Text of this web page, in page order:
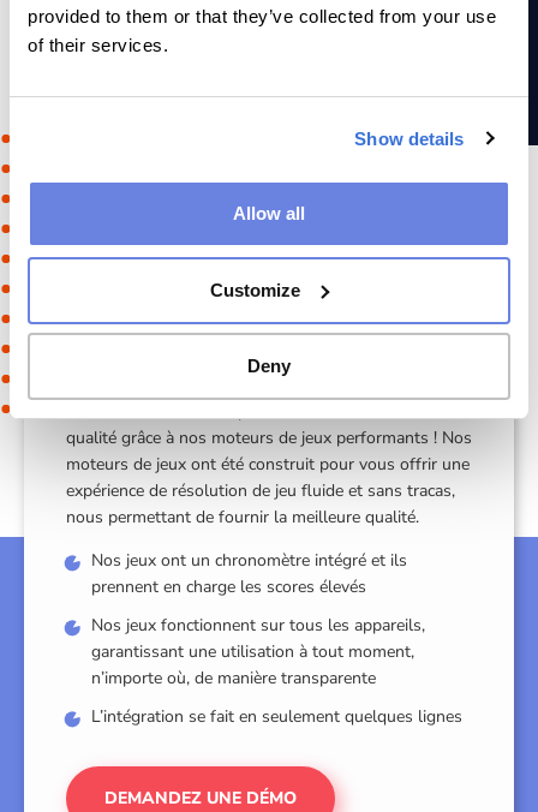
provided to them or that they’ve collected from your use
of their services.
Show details
Allow all
Customize
Deny
Le mot du jour est disponible en plusieurs langues. Nos
équipes sélectionnent et mettent à jour les listes de mots
Contactez notre représentant(e) commercial(e) pour plus
Zéro tracas
qualité grâce à nos moteurs de jeux performants ! Nos
moteurs de jeux ont été construit pour vous offrir une
expérience de résolution de jeu fluide et sans tracas,
nous permettant de fournir la meilleure qualité.
Nos jeux ont un chronomètre intégré et ils
prennent en charge les scores élevés
Nos jeux fonctionnent sur tous les appareils,
garantissant une utilisation à tout moment,
n’importe où, de manière transparente
L’intégration se fait en seulement quelques lignes
DEMANDEZ UNE DÉMO